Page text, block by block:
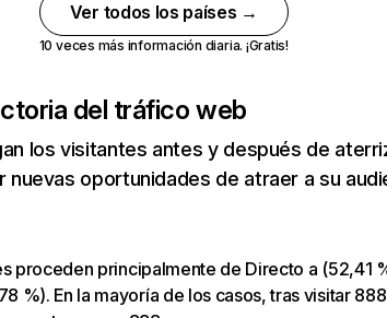
Ver todos los países →
10 veces más información diaria. ¡Gratis!
del tráfico web
los visitantes antes y después de
oportunidades de atraer a su
proceden principalmente de Directo a (52,41
%). En la mayoría de los casos, tras visitar